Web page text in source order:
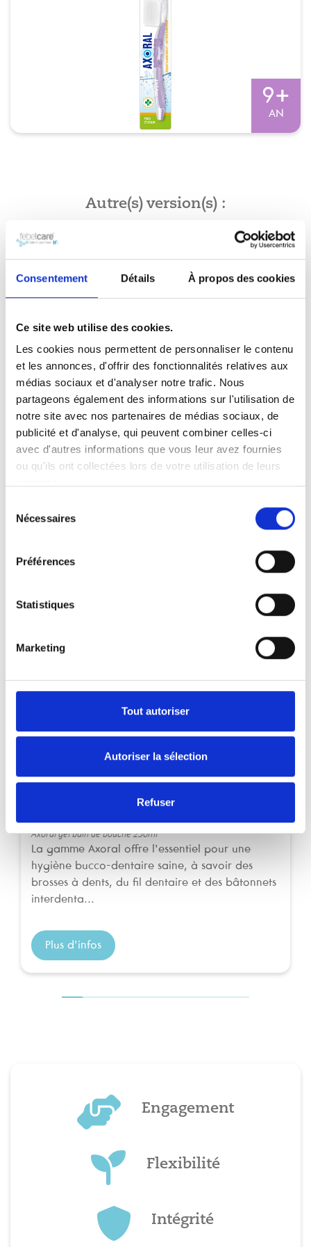
Consentement Détails À propos des cookies
Ce site web utilise des cookies.
Les cookies nous permettent de personnaliser le contenu
et les annonces, d'offrir des fonctionnalités relatives aux
médias sociaux et d'analyser notre trafic. Nous
partageons également des informations sur l'utilisation de
notre site avec nos partenaires de médias sociaux, de
publicité et d'analyse, qui peuvent combiner celles-ci
avec d'autres informations que vous leur avez fournies
ou qu'ils ont collectées lors de votre utilisation de leurs
Nécessaires
Préférences
Statistiques
Marketing
Tout autoriser
Autoriser la sélection
Refuser
9+
AN
Autre(s) version(s) :
Soins bucco-dentaires
La gamme Axoral offre l'essentiel pour une
hygiène bucco-dentaire saine, à savoir des
brosses à dents, du fil dentaire et des bâtonnets
interdenta...
Axoral gel bain de bouche 250ml
La gamme Axoral offre l'essentiel pour une
hygiène bucco-dentaire saine, à savoir des
brosses à dents, du fil dentaire et des bâtonnets
interdenta...
Plus d'infos
Engagement
Flexibilité
Intégrité